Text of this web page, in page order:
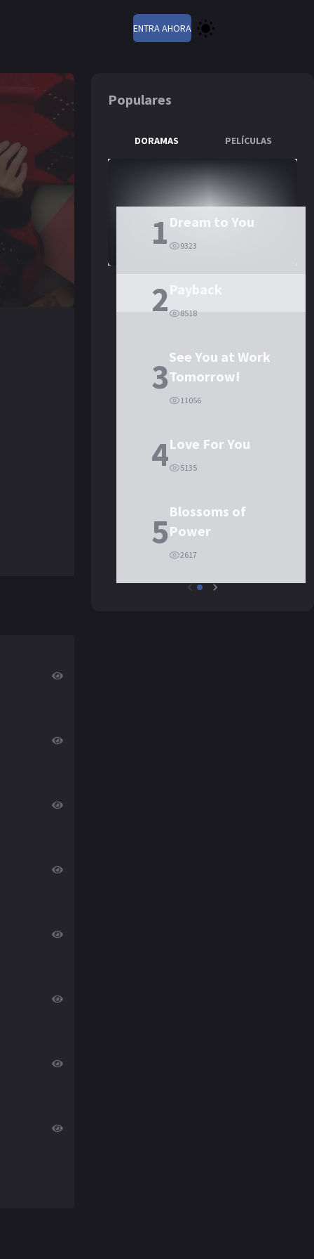
ENTRA AHORA
Populares
DORAMAS PELÍCULAS
1 Dream to You
9323
2 8518
3See You at Work
Tomorrow!
11056
4Love For You
5135
5Blossoms of
Power
2617